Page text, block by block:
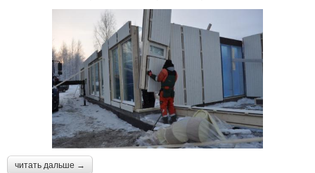
читать дальше →